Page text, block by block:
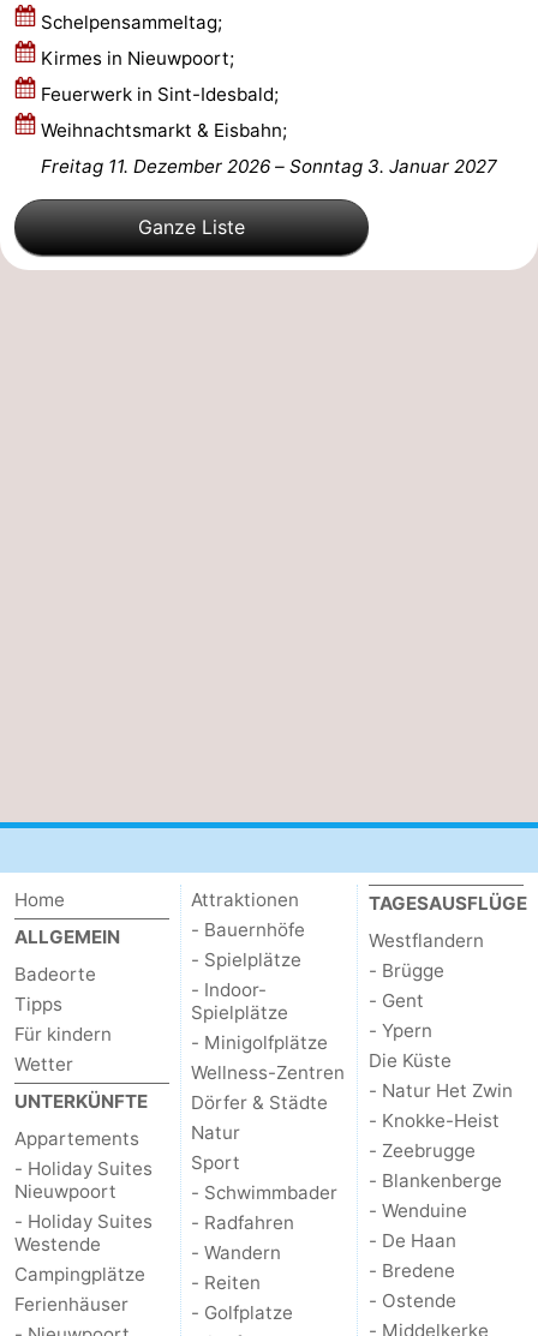
Westhoek
Kontakt
Schelpensammeltag;
Kirmes in Nieuwpoort;
Feuerwerk in Sint-Idesbald;
Weihnachtsmarkt & Eisbahn;
Freitag 11. Dezember 2026 – Sonntag 3. Januar 2027
Ganze Liste
Home
ALLGEMEIN
Badeorte
Tipps
Für kindern
Wetter
UNTERKÜNFTE
Appartements
- Holiday Suites
Nieuwpoort
- Holiday Suites
Westende
Campingplätze
Ferienhäuser
Attraktionen
- Bauernhöfe
- Spielplätze
- Indoor-
Spielplätze
- Minigolfplätze
Wellness-Zentren
Dörfer & Städte
Natur
Sport
- Schwimmbader
- Radfahren
- Wandern
- Reiten
- Golfplatze
TAGESAUSFLÜGE
Westflandern
- Brügge
- Gent
- Ypern
Die Küste
- Natur Het Zwin
- Knokke-Heist
- Zeebrugge
- Blankenberge
- Wenduine
- De Haan
- Bredene
- Ostende
- Middelkerke